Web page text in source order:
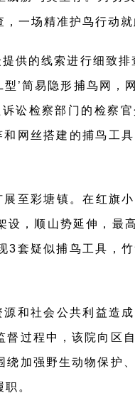
一场精准护鸟行动就
供的线索进行细致排
’简易隐形捕鸟网，
诉讼检察部门的检察
网丝搭建的捕鸟工
至彩塘镇。在红旗
，顺山势延伸，最
3套疑似捕鸟工具，
和社会公共利益造
督过程中，该院向区
绕加强野生动物保护
。